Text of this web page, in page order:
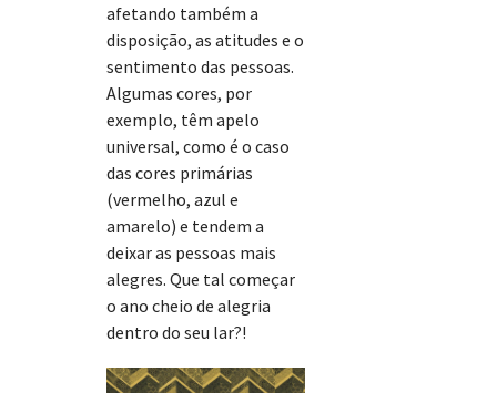
afetando também a
disposição, as atitudes e o
sentimento das pessoas.
Algumas cores, por
exemplo, têm apelo
universal, como é o caso
das cores primárias
(vermelho, azul e
amarelo) e tendem a
deixar as pessoas mais
alegres. Que tal começar
o ano cheio de alegria
dentro do seu lar?!